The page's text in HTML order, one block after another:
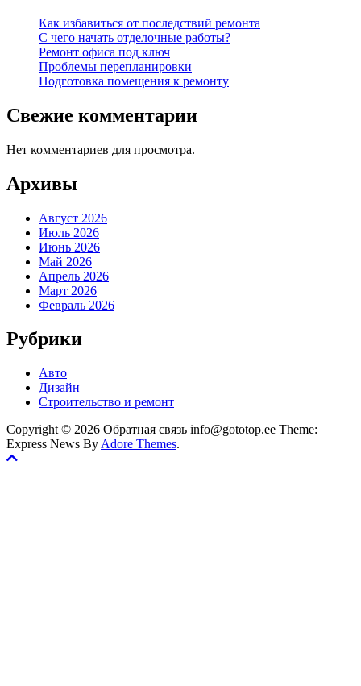
Как избавиться от последствий ремонта
С чего начать отделочные работы?
Ремонт офиса под ключ
Проблемы перепланировки
Подготовка помещения к ремонту
Свежие комментарии
Нет комментариев для просмотра.
Архивы
Август 2026
Июль 2026
Июнь 2026
Май 2026
Апрель 2026
Март 2026
Февраль 2026
Рубрики
Авто
Дизайн
Строительство и ремонт
Copyright © 2026 Обратная связь info@gototop.ee Theme:
Express News By Adore Themes.